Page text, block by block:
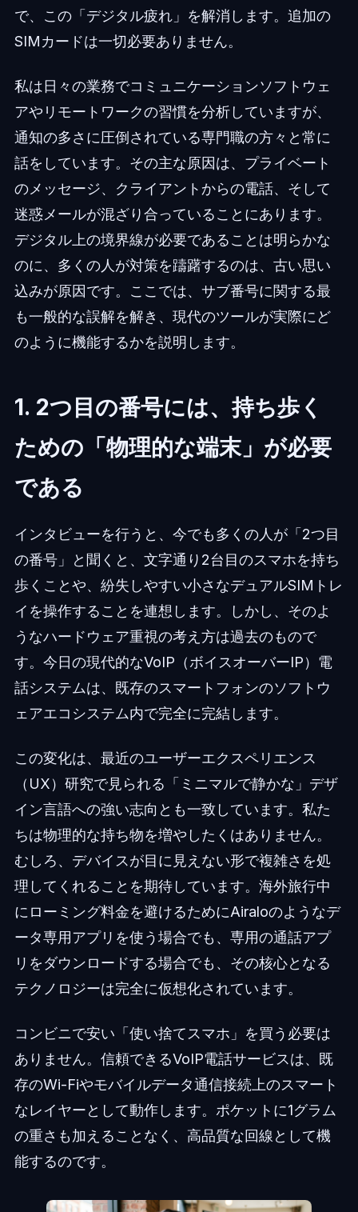
で、この「デジタル疲れ」を解消します。追加の
SIMカードは一切必要ありません。
私は日々の業務でコミュニケーションソフトウェ
アやリモートワークの習慣を分析していますが、
通知の多さに圧倒されている専門職の方々と常に
話をしています。その主な原因は、プライベート
のメッセージ、クライアントからの電話、そして
迷惑メールが混ざり合っていることにあります。
デジタル上の境界線が必要であることは明らかな
のに、多くの人が対策を躊躇するのは、古い思い
込みが原因です。ここでは、サブ番号に関する最
も一般的な誤解を解き、現代のツールが実際にど
のように機能するかを説明します。
1. 2つ目の番号には、持ち歩く
ための「物理的な端末」が必要
である
インタビューを行うと、今でも多くの人が「2つ目
の番号」と聞くと、文字通り2台目のスマホを持ち
歩くことや、紛失しやすい小さなデュアルSIMトレ
イを操作することを連想します。しかし、そのよ
うなハードウェア重視の考え方は過去のもので
す。今日の現代的なVoIP（ボイスオーバーIP）電
話システムは、既存のスマートフォンのソフトウ
ェアエコシステム内で完全に完結します。
この変化は、最近のユーザーエクスペリエンス
（UX）研究で見られる「ミニマルで静かな」デザ
イン言語への強い志向とも一致しています。私た
ちは物理的な持ち物を増やしたくはありません。
むしろ、デバイスが目に見えない形で複雑さを処
理してくれることを期待しています。海外旅行中
にローミング料金を避けるためにAiraloのようなデ
ータ専用アプリを使う場合でも、専用の通話アプ
リをダウンロードする場合でも、その核心となる
テクノロジーは完全に仮想化されています。
コンビニで安い「使い捨てスマホ」を買う必要は
ありません。信頼できるVoIP電話サービスは、既
存のWi-Fiやモバイルデータ通信接続上のスマート
なレイヤーとして動作します。ポケットに1グラム
の重さも加えることなく、高品質な回線として機
能するのです。